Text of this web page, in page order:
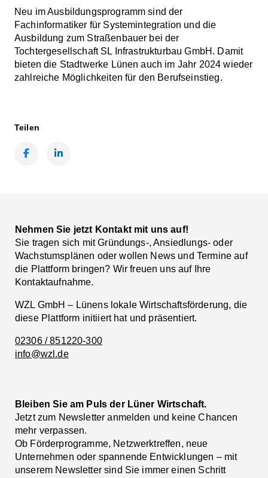
Neu im Ausbildungsprogramm sind der
Fachinformatiker für Systemintegration und die
Ausbildung zum Straßenbauer bei der
Tochtergesellschaft SL Infrastrukturbau GmbH. Damit
bieten die Stadtwerke Lünen auch im Jahr 2024 wieder
zahlreiche Möglichkeiten für den Berufseinstieg.
Teilen
Nehmen Sie jetzt Kontakt mit uns auf!
Sie tragen sich mit Gründungs-, Ansiedlungs- oder
Wachstumsplänen oder wollen News und Termine auf
die Plattform bringen? Wir freuen uns auf Ihre
Kontaktaufnahme.
WZL GmbH – Lünens lokale Wirtschaftsförderung, die
diese Plattform initiiert hat und präsentiert.
02306 / 851220-300
info@wzl.de
Bleiben Sie am Puls der Lüner Wirtschaft.
Jetzt zum Newsletter anmelden und keine Chancen
mehr verpassen.
Ob Förderprogramme, Netzwerktreffen, neue
Unternehmen oder spannende Entwicklungen – mit
unserem Newsletter sind Sie immer einen Schritt